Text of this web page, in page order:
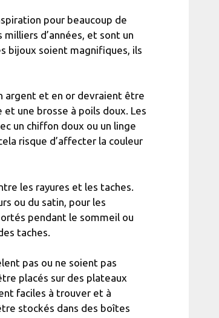
pour beaucoup de
d’années, et sont un
bijoux soient magnifiques, ils
argent et en or devraient être
une brosse à poils doux. Les
un chiffon doux ou un linge
risque d’affecter la couleur
les rayures et les taches.
ou du satin, pour les
pendant le sommeil ou
taches.
pas ou ne soient pas
placés sur des plateaux
faciles à trouver et à
stockés dans des boîtes